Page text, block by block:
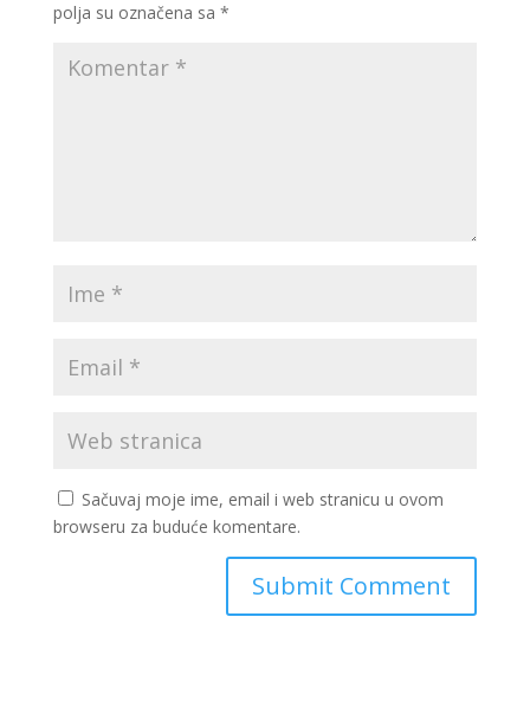
polja su označena sa *
Sačuvaj moje ime, email i web stranicu u ovom
browseru za buduće komentare.